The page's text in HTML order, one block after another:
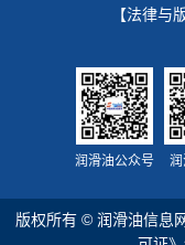
【法律与
润滑油公众号
版权所有 © 润滑油信息